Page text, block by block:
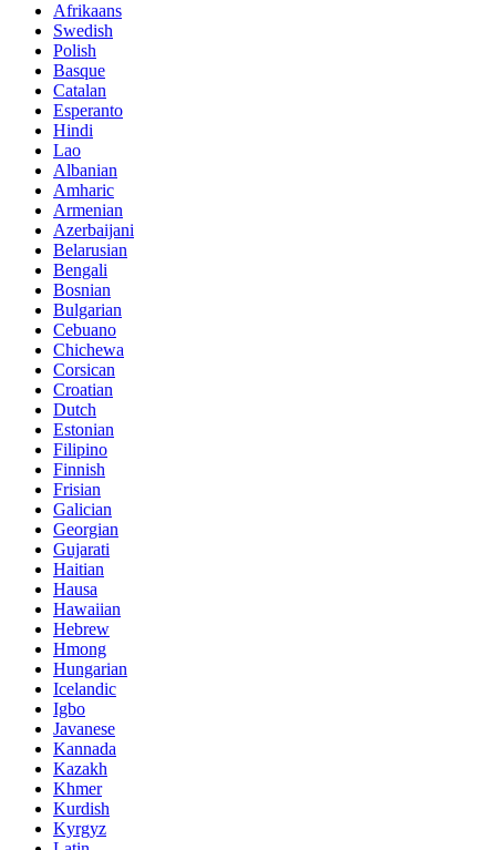
Afrikaans
Swedish
Polish
Basque
Catalan
Esperanto
Hindi
Lao
Albanian
Amharic
Armenian
Azerbaijani
Belarusian
Bengali
Bosnian
Bulgarian
Cebuano
Chichewa
Corsican
Croatian
Dutch
Estonian
Filipino
Finnish
Frisian
Galician
Georgian
Gujarati
Haitian
Hausa
Hawaiian
Hebrew
Hmong
Hungarian
Icelandic
Igbo
Javanese
Kannada
Kazakh
Khmer
Kurdish
Kyrgyz